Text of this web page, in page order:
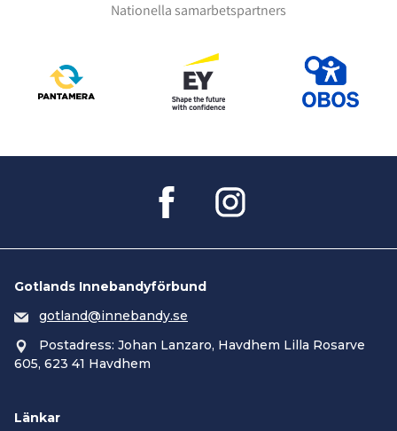
Nationella samarbetspartners
Gotlands Innebandyförbund
gotland@innebandy.se
Postadress: Johan Lanzaro, Havdhem Lilla Rosarve
605, 623 41 Havdhem
Länkar